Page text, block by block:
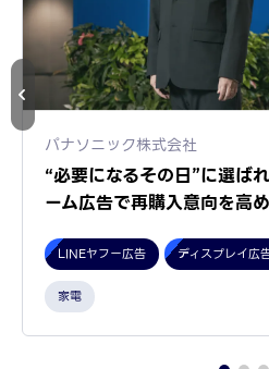
パナソニック株式会社
“必要になるその日”に選ば
ーム広告で再購入意向を高
LINEヤフー広告 ディスプレイ広
家電